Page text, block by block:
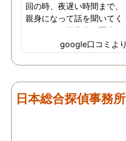
回の時、夜遅い時間まで、
親身になって話を聞いてく
れたのと、報告書の写真
が、場所が悪かったのに、
とても鮮明に写っていたの
で、再度、調査をお願いさ
度、自分でも行動パターン
の把握をしていましたが、
google口コミより
日本総合探偵事務所